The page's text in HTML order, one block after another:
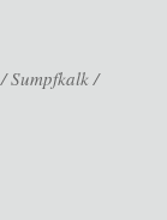
Sumpfkalk /